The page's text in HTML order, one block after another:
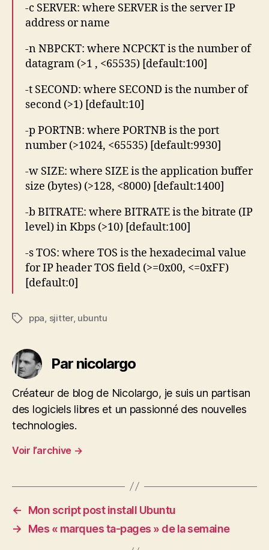
-c SERVER: where SERVER is the server IP
address or name
-n NBPCKT: where NCPCKT is the number of
datagram (>1 , <65535) [default:100]
-t SECOND: where SECOND is the number of
second (>1) [default:10]
-p PORTNB: where PORTNB is the port
number (>1024, <65535) [default:9930]
-w SIZE: where SIZE is the application buffer
size (bytes) (>128, <8000) [default:1400]
-b BITRATE: where BITRATE is the bitrate (IP
level) in Kbps (>10) [default:100]
-s TOS: where TOS is the hexadecimal value
for IP header TOS field (>=0x00, <=0xFF)
[default:0]
Étiquettes
ppa sjitter, ubuntu
Par nicolargo
Créateur de blog de Nicolargo, je suis un partisan
des logiciels libres et un passionné des nouvelles
technologies.
Voir l’archive →
←
Mon script post install Ubuntu
→
Mes « marques ta-pages » de la semaine